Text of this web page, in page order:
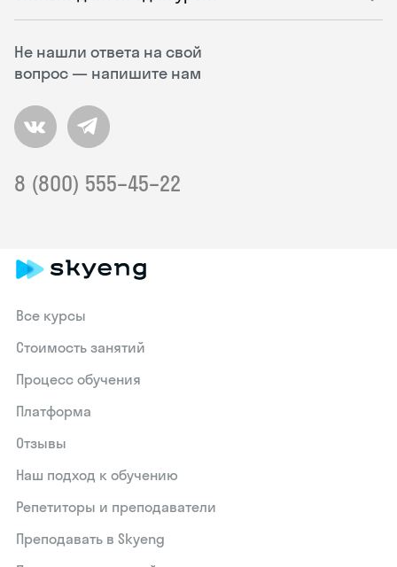
Не нашли ответа на свой
вопрос — напишите нам
8 (800) 555–45–22
Все курсы
Стоимость занятий
Процесс обучения
Платформа
Отзывы
Наш подход к обучению
Репетиторы и преподаватели
Преподавать в Skyeng